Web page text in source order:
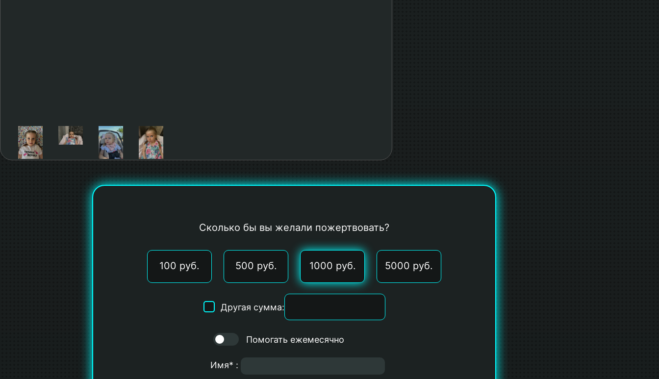
Сколько бы вы желали пожертвовать?
100 руб. 500 руб. 1000 руб. 5000 руб.
Другая сумма:
Помогать ежемесячно
Имя* :